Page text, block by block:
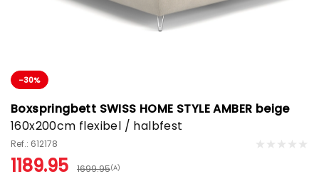
-30%
Boxspringbett SWISS HOME STYLE AMBER beige
160x200cm flexibel / halbfest
Ref.: 612178
1189.95 1699.95(A)